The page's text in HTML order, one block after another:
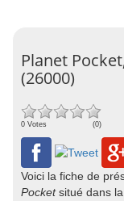
Planet
(26000)
0 Votes (0)
Voici la fiche de
Pocketsitué dans